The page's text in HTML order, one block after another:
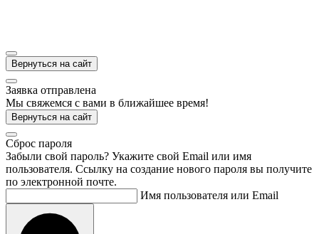
Вернуться на сайт
Заявка отправлена
Мы свяжемся с вами в ближайшее время!
Вернуться на сайт
Cброс пароля
Забыли свой пароль? Укажите свой Email или имя
пользователя. Ссылку на создание нового пароля вы получите
по электронной почте.
Имя пользователя или Email